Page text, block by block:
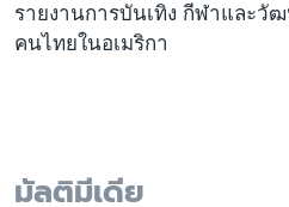
รายงานการบันเทิง กีฬาและวั
คนไทยในอเมริกา
มัลติมีเดีย